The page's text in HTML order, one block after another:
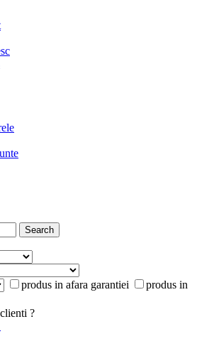
produs in afara garantiei
produs in
?